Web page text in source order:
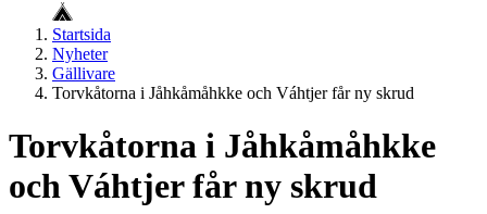
Startsida
Nyheter
Gällivare
Torvkåtorna i Jåhkåmåhkke och Váhtjer får ny skrud
Torvkåtorna i Jåhkåmåhkke
och Váhtjer får ny skrud